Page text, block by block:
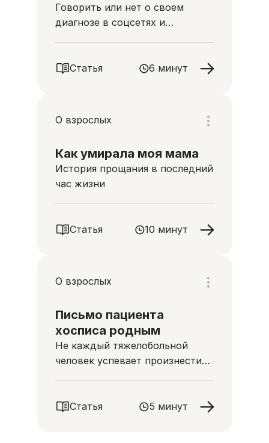
Говорить или нет о своем
диагнозе в соцсетях и
Статья 6 минут
О взрослых
Как умирала моя мама
История прощания в последний
час жизни
Статья 10 минут
О взрослых
Письмо пациента
хосписа родным
Не каждый тяжелобольной
человек успевает произнести
Статья
5 минут